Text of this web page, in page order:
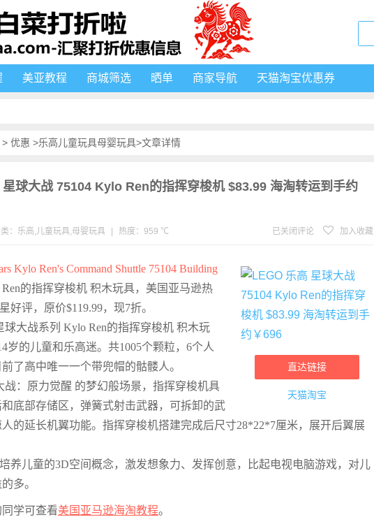
美亚教程 商城筛选 晒单 商家导航 天猫淘宝优惠券
> 优惠 >乐高儿童玩具母婴玩具>文章详情
球大战 75104 Kylo Ren的指挥穿梭机 $83.99 海淘转运到手约
： 乐高,儿童玩具,母婴玩具 热度：959 ℃ 已关闭评论 加入收藏
直达链接
天猫淘宝
Kylo Ren's Command Shuttle 75104 Building
的指挥穿梭机 积木玩具，美国亚马逊热
好评，原价$119.99，现7折。
球大战系列 Kylo Ren的指挥穿梭机 积木玩
岁的儿童和乐高迷。共1005个颗粒，6个人
了高中唯一一个带兜帽的骷髅人。
战：原力觉醒 的梦幻般场景，指挥穿梭机具
底部存储区，弹簧式射击武器，可拆卸的武
的延长机翼功能。指挥穿梭机搭建完成后尺寸28*22*7厘米，展开后翼展
养儿童的3D空间概念，激发想象力、发挥创意，比起电视电脑游戏，对儿
多。
学可查看美国亚马逊海淘教程。